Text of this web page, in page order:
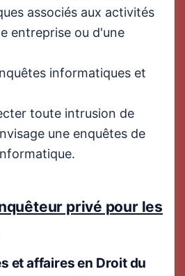
associés aux activités
entreprise ou d'une
informatiques et
toute intrusion de
une enquêtes de
privé pour les
et affaires en Droit du